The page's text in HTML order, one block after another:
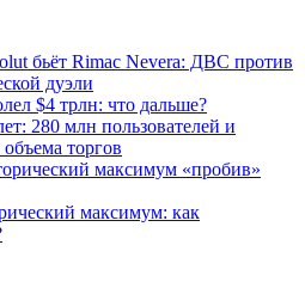
бьёт Rimac Nevera: ДВС против
дуэли
$4 трлн: что дальше?
280 млн пользователей и
торгов
максимум «пробив»
максимум: как